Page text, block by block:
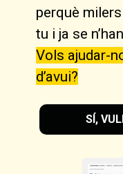
perquè
tu i ja se
Vols ajudar-
d’avui?
SÍ,